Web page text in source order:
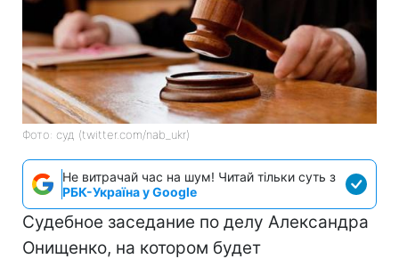
Фото: суд (twitter.com/nab_ukr)
Не витрачай час на шум! Читай тільки суть з
РБК-Україна у Google
Судебное заседание по делу Александра
Онищенко, на котором будет